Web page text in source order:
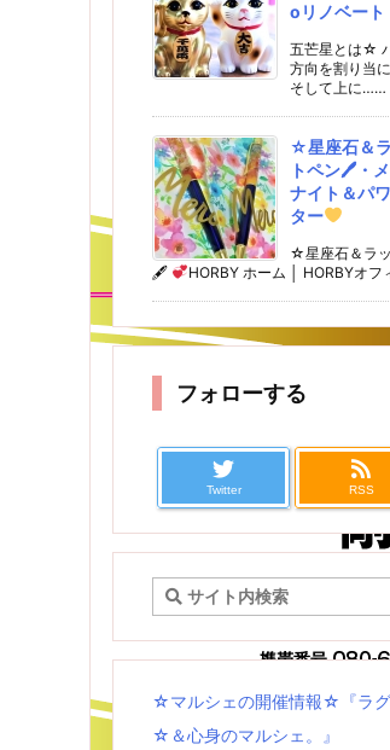
oリノベート
五芒星とは☆
方向を割り当
そして上に……
☆星座石＆
トペン🖊・
ナイト＆パ
ター
☆星座石＆ラ
🖋
HORBY ホーム │ HORBYオ
フォローする
Twitter RSS
☆マルシェの開催情報☆『ラグ
☆＆心身のマルシェ。』